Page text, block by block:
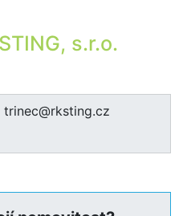
s.r.o.
trinec@rksting.cz